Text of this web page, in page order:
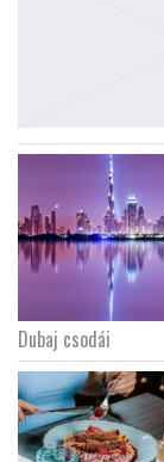
Dubaj csodái